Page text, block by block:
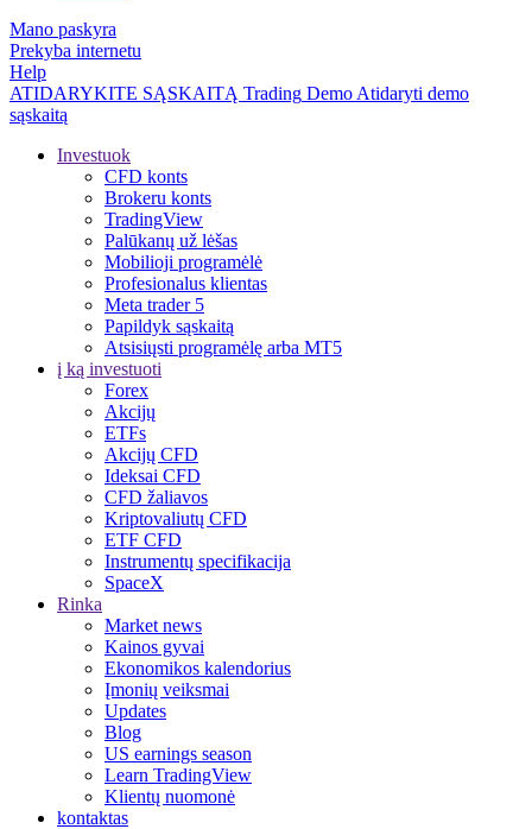
Mano paskyra
Prekyba internetu
Help
ATIDARYKITE SĄSKAITĄ Trading Demo Atidaryti demo
sąskaitą
Investuok
CFD konts
Brokeru konts
TradingView
Palūkanų už lėšas
Mobilioji programėlė
Profesionalus klientas
Meta trader 5
Papildyk sąskaitą
Atsisiųsti programėlę arba MT5
į ką investuoti
Forex
Akcijų
ETFs
Akcijų CFD
Ideksai CFD
CFD žaliavos
Kriptovaliutų CFD
ETF CFD
Instrumentų specifikacija
SpaceX
Rinka
Market news
Kainos gyvai
Ekonomikos kalendorius
Įmonių veiksmai
Updates
Blog
US earnings season
Learn TradingView
Klientų nuomonė
kontaktas